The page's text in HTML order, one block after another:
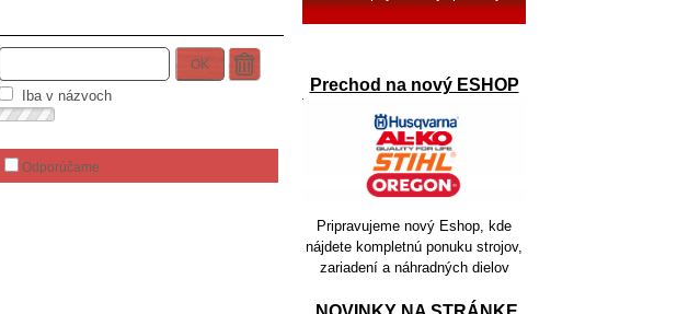
OK
Iba v názvoch
Odporúčame
Prechod na nový ESHOP
Pripravujeme nový Eshop, kde
nájdete kompletnú ponuku strojov,
zariadení a náhradných dielov